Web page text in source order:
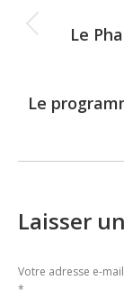
Le
Le
Laisser
Votre adresse e-
*